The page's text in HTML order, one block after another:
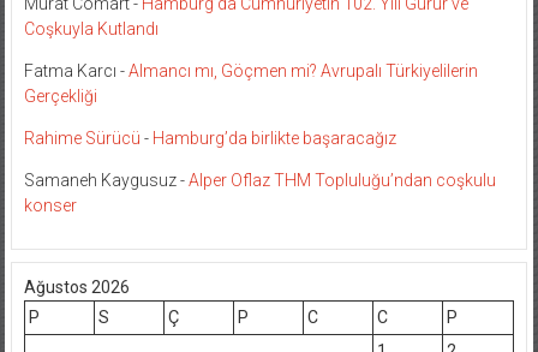
Coşkuyla Kutlandı
Fatma Karcı -Almancı mı, Göçmen mi? Avrupalı Türkiyelilerin
Gerçekliği
Rahime Sürücü - Hamburg’da birlikte başaracağız
Samaneh Kaygusuz-Alper Oflaz THM Topluluğu’ndan coşkulu
konser
Ağustos 2026
P
S Ç P C C
P